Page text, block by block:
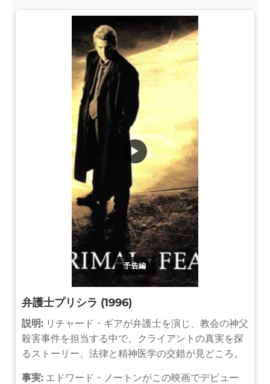
予告編
▶
弁護士プリシラ (1996)
説明: リチャード・ギアが弁護士を演じ、教会の神父
殺害事件を担当する中で、クライアントの真実を探
るストーリー。法律と精神医学の交錯が見どころ。
事実: エドワード・ノートンがこの映画でデビュー